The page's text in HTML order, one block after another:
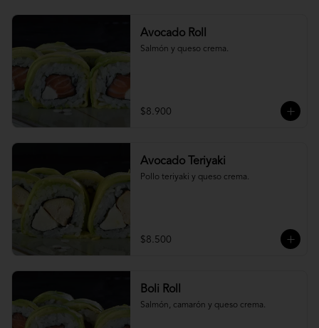
Avocado Roll
Salmón y queso crema.
$8.900
Avocado Teriyaki
Pollo teriyaki y queso crema.
$8.500
Boli Roll
Salmón, camarón y queso crema.